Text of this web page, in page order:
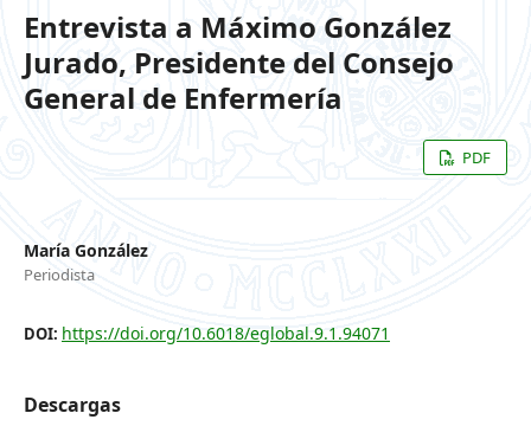
Entrevista a Máximo González
Jurado, Presidente del Consejo
General de Enfermería
PDF
María González
Periodista
DOI: https://doi.org/10.6018/eglobal.9.1.94071
Descargas